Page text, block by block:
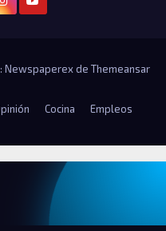
Newspaperex de Themeansar
Cocina Empleos